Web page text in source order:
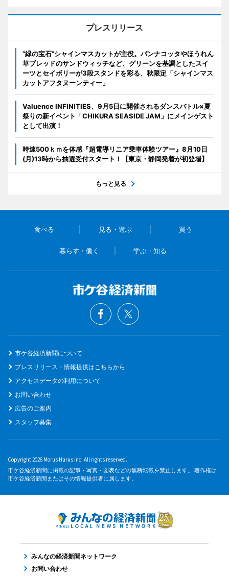
プレスリリース
“緑の宝石”シャインマスカットが主役。パンナコッタやほうれん
草ブレッドのサンドウィッチなど、グリーンを基調としたスイ
ーツとセイボリーが3段スタンドを彩る、秋限定「シャインマス
カットアフタヌーンティー」
Valuence INFINITIES、9月5日に開催されるダンスバトル×夏
祭りの新イベント「CHIKURA SEASIDE JAM」にメインゲスト
として出演！
時速500ｋｍを体感『超電導リニア乗車体験ツアー』8月10日
(月)13時から抽選受付スタート！【東京・静岡発着が初登場】
もっと見る
食べる 見る・遊ぶ 買う
暮らす・働く 学ぶ・知る
市ケ谷経済新聞について
プレスリリース・情報提供はこちらから
アクセスデータの利用について
お問い合わせ
広告のご案内
スタッフ募集
Copyright 2026 Morus Harus inc. All rights reserved.
市ケ谷経済新聞に掲載の記事・写真・図表などの無断転載を禁止します。 著作権は
市ケ谷経済新聞またはその情報提供者に属します。
みんなの経済新聞ネットワーク
お問い合わせ